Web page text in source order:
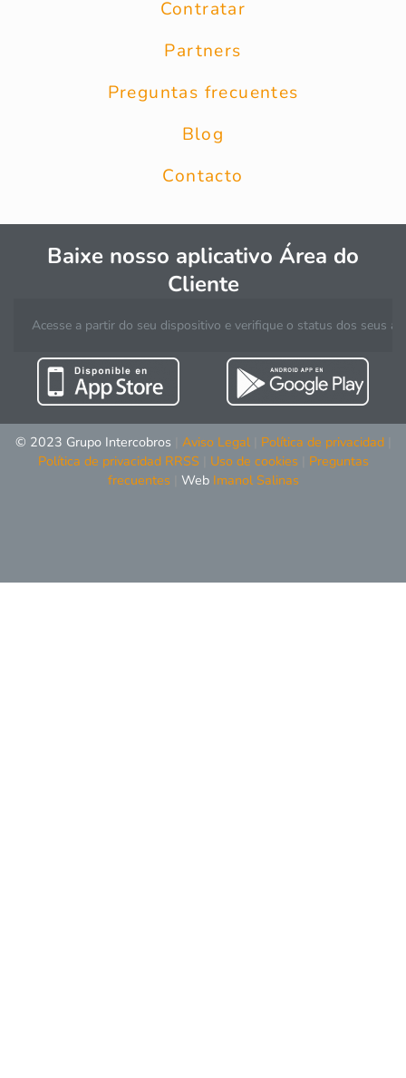
Contratar
Partners
Preguntas frecuentes
Blog
Contacto
Baixe nosso aplicativo Área do
Cliente
Acesse a partir do seu dispositivo e verifique o status dos seus
© 2023 Grupo Intercobros Aviso Legal Política de privacidad
Política de privacidad RRSS
Uso de cookies
Preguntas
frecuentes
Web Imanol Salinas